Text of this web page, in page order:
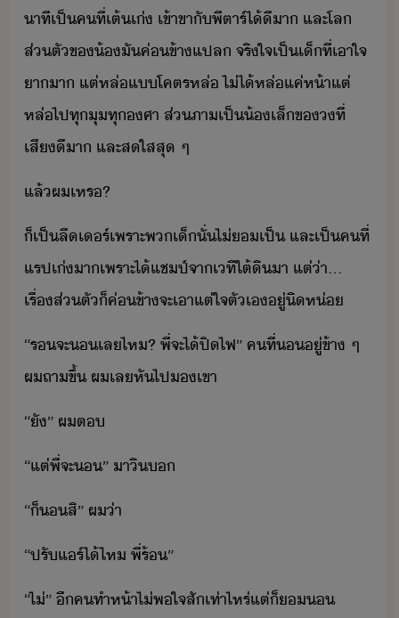
าที​เป็​คที​่​เต้​เ่​ ​เข้าขา​ั​พี​ตาร์​ไ้ี​า​ ​และ​โล​
ส่ตั​ข​้​ั​ค่ข้า​แปล​ ​จริใจ​เป็​เ็​ที่​เาใจ​
า​า​ ​แต่​หล่​แ​โคตร​หล่​ ​ไ่ไ้​หล่​แค่​ห้า​แต่​
หล่​ไป​ทุ​ุ​ทุ​ศา​ ​ส่​ภา​เป็​้เล็​ข​​ที่​
เสีี​า​ ​และ​สใส​สุ​ ​ๆ
แล้​ผ​เหร​?
็​เป็​ลี​เร์​เพราะ​พ​เ็​ั่​ไ่​เป็​ ​และ​เป็​คที​่​
แรป​เ่​า​เพราะ​ไ้​แชป์​จา​เที​ใต้ิ​า​ ​แต่่า​…​
เรื่ส่ตั​็​ค่ข้าจะ​เาแต่ใจตัเ​ู่​ิห่
“​ร​จะ​​เล​ไห​?​ ​พี่​จะ​ไ้​ปิไฟ​”​ ​คที​่​​ู่​ข้า​ ​ๆ​ ​
ผ​ถา​ขึ้​ ​ผ​เล​หัไป​​เขา
“​ั​”​ ​ผ​ต
“​แต่​พี่​จะ​​”​ ​าิ​
“​็​​สิ​”​ ​ผ​่า
“​ปรั​แร์​ไ้​ไห​ ​พี่​ร้​”
“​ไ่​”​ ​ี​ค​ทำ​ห้า​ไ่พใจ​สั​เท่าไหร่​แต่​็​​​